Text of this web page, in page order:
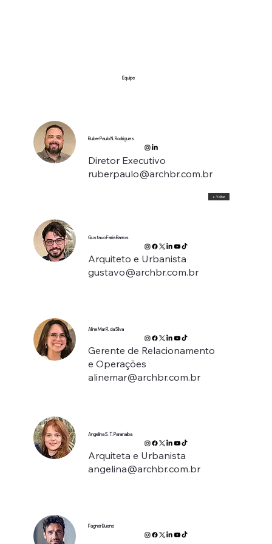
Equipe
Ruber Paulo N. Rodrigues
Diretor Executivo
ruberpaulo@archbr.com.br
Gustavo Faria Barros
Arquiteto e Urbanista
gustavo@archbr.com.br
Aline Mar R. da Silva
Gerente de Relacionamento
e Operações
alinemar@archbr.com.br
Angelina S. T. Paranaíba
Arquiteta e Urbanista
angelina@archbr.com.br
Fagner Bueno
← Voltar